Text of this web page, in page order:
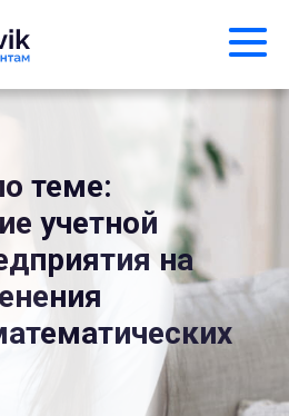
теме:
учетной
на